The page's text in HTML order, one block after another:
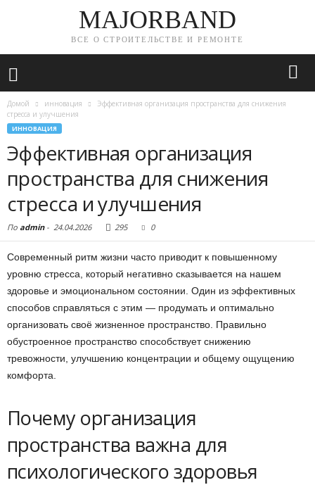
MAJORBAND
ВСЕ О СТРОИТЕЛЬСТВЕ И РЕМОНТЕ
Домой инновация
Эффективная организация пространства для снижения
стресса и улучшения
ИННОВАЦИЯ
Эффективная организация
пространства для снижения
стресса и улучшения
По admin- 24.04.2026 295 0
Современный ритм жизни часто приводит к повышенному
уровню стресса, который негативно сказывается на нашем
здоровье и эмоциональном состоянии. Один из эффективных
способов справляться с этим — продумать и оптимально
организовать своё жизненное пространство. Правильно
обустроенное пространство способствует снижению
тревожности, улучшению концентрации и общему ощущению
комфорта.
Почему организация
пространства важна для
психологического здоровья